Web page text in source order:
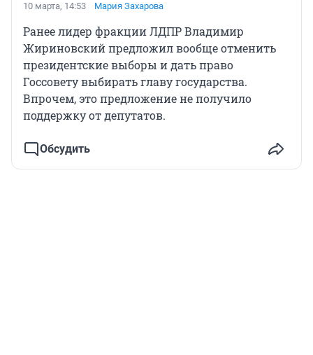
10 марта, 14:53 Мария Захарова
Ранее лидер фракции ЛДПР Владимир
Жириновский предложил вообще отменить
президентские выборы и дать право
Госсовету выбирать главу государства.
Впрочем, это предложение не получило
поддержку от депутатов.
Обсудить